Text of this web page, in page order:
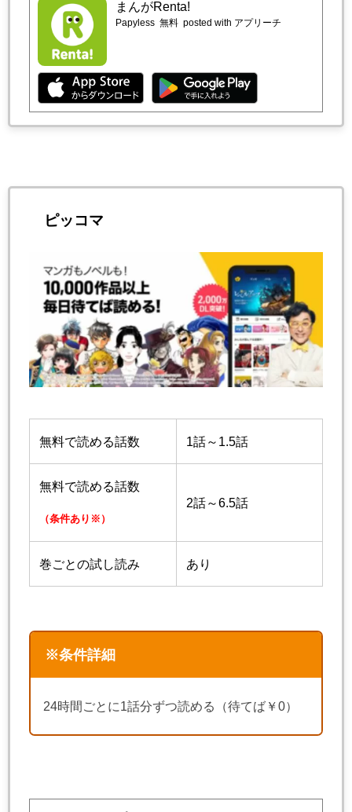
まんがRenta!
Papyless 無料 posted with アプリーチ
ピッコマ
無料で読める話数 1話～1.5話
無料で読める話数
（条件あり※）
2話～6.5話
巻ごとの試し読み あり
※条件詳細
24時間ごとに1話分ずつ読める（待てば￥0）